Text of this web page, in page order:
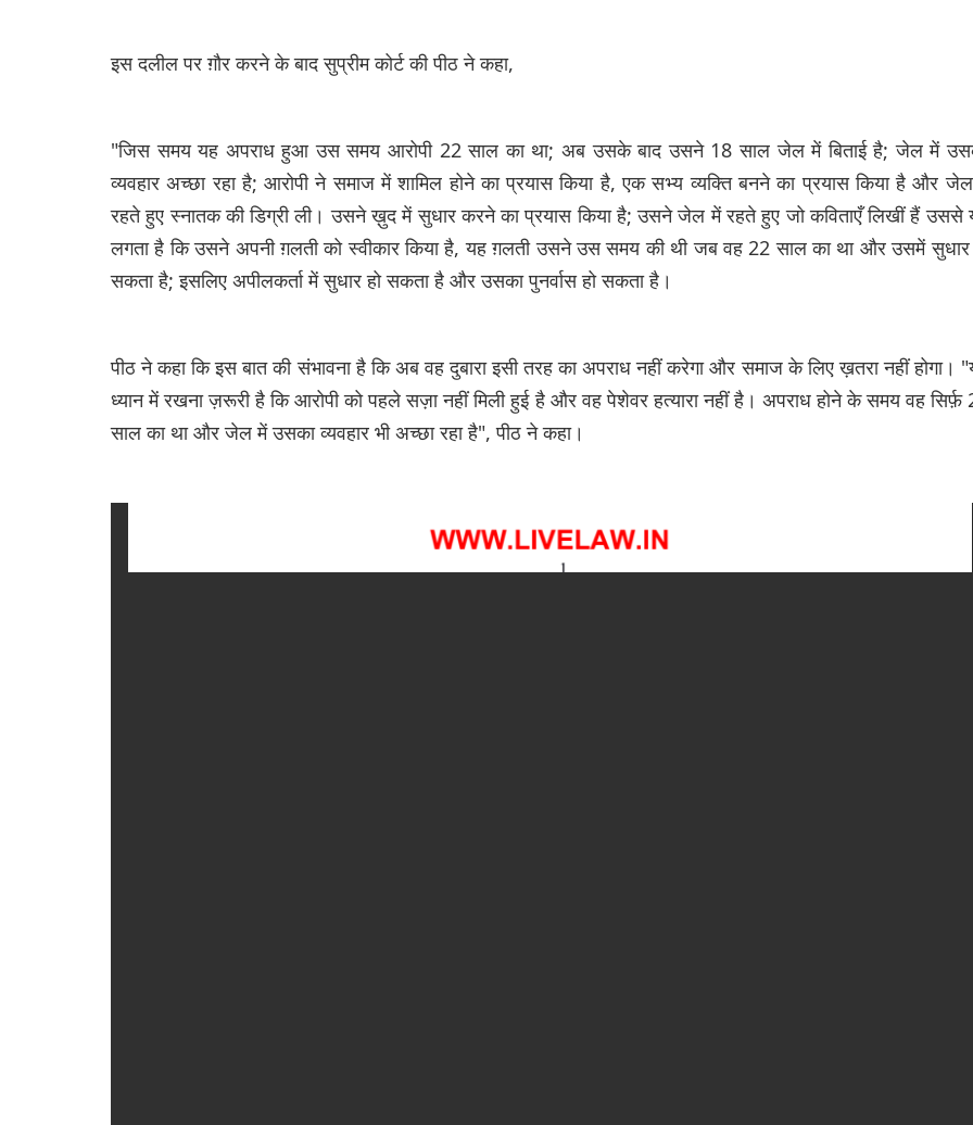
इस दलील पर ग़ौर करने के बाद सुप्रीम कोर्ट की पीठ ने कहा,
"जिस समय यह अपराध हुआ उस समय आरोपी 22 साल का था; अब उसके बाद उसने 18 साल जेल में बिताई है; जेल में
व्यवहार अच्छा रहा है; आरोपी ने समाज में शामिल होने का प्रयास किया है, एक सभ्य व्यक्ति बनने का प्रयास किया है और
रहते हुए स्नातक की डिग्री ली। उसने ख़ुद में सुधार करने का प्रयास किया है; उसने जेल में रहते हुए जो कविताएँ लिखीं हैं उससे
लगता है कि उसने अपनी ग़लती को स्वीकार किया है, यह ग़लती उसने उस समय की थी जब वह 22 साल का था और उसमें सुधार
सकता है; इसलिए अपीलकर्ता में सुधार हो सकता है और उसका पुनर्वास हो सकता है।
पीठ ने कहा कि इस बात की संभावना है कि अब वह दुबारा इसी तरह का अपराध नहीं करेगा और समाज के लिए ख़तरा नहीं होगा।
ध्यान में रखना ज़रूरी है कि आरोपी को पहले सज़ा नहीं मिली हुई है और वह पेशेवर हत्यारा नहीं है। अपराध होने के समय वह सिर्फ़
साल का था और जेल में उसका व्यवहार भी अच्छा रहा है", पीठ ने कहा।